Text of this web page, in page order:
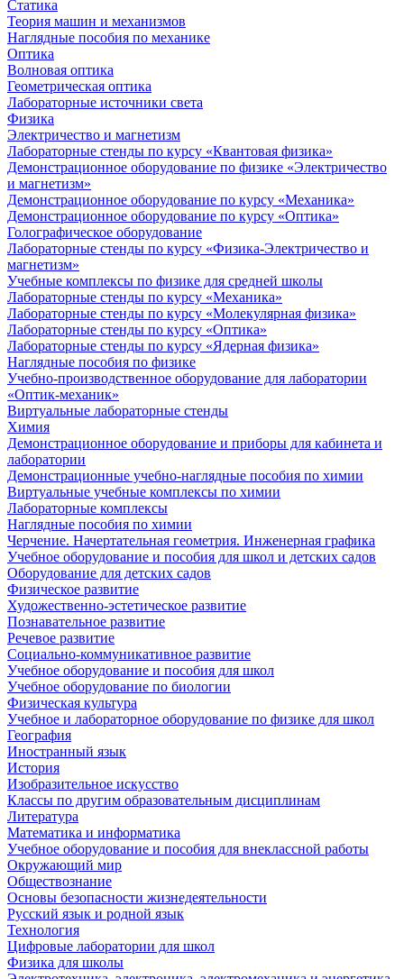
Статика
Теория машин и механизмов
Наглядные пособия по механике
Оптика
Волновая оптика
Геометрическая оптика
Лабораторные источники света
Физика
Электричество и магнетизм
Лабораторные стенды по курсу «Квантовая физика»
Демонстрационное оборудование по физике «Электричество
и магнетизм»
Демонстрационное оборудование по курсу «Механика»
Демонстрационное оборудование по курсу «Оптика»
Голографическое оборудование
Лабораторные стенды по курсу «Физика-Электричество и
магнетизм»
Учебные комплексы по физике для средней школы
Лабораторные стенды по курсу «Механика»
Лабораторные стенды по курсу «Молекулярная физика»
Лабораторные стенды по курсу «Оптика»
Лабораторные стенды по курсу «Ядерная физика»
Наглядные пособия по физике
Учебно-производственное оборудование для лаборатории
«Оптик-механик»
Виртуальные лабораторные стенды
Химия
Демонстрационное оборудование и приборы для кабинета и
лаборатории
Демонстрационные учебно-наглядные пособия по химии
Виртуальные учебные комплексы по химии
Лабораторные комплексы
Наглядные пособия по химии
Черчение. Начертательная геометрия. Инженерная графика
Учебное оборудование и пособия для школ и детских садов
Оборудование для детских садов
Физическое развитие
Художественно-эстетическое развитие
Познавательное развитие
Речевое развитие
Социально-коммуникативное развитие
Учебное оборудование и пособия для школ
Учебное оборудование по биологии
Физическая культура
Учебное и лабораторное оборудование по физике для школ
География
Иностранный язык
История
Изобразительное искусство
Классы по другим образовательным дисциплинам
Литература
Математика и информатика
Учебное оборудование и пособия для внеклассной работы
Окружающий мир
Обществознание
Основы безопасности жизнедеятельности
Русский язык и родной язык
Технология
Цифровые лаборатории для школ
Физика для школы